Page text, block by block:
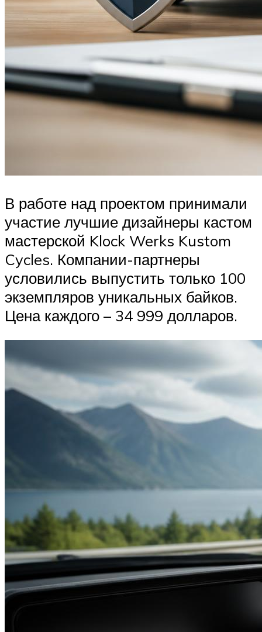
В работе над проектом принимали
участие лучшие дизайнеры кастом
мастерской Klock Werks Kustom
Cycles. Компании-партнеры
условились выпустить только 100
экземпляров уникальных байков.
Цена каждого – 34 999 долларов.